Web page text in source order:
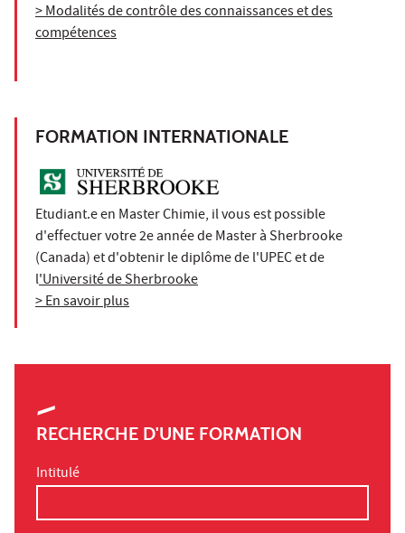
> Modalités de contrôle des connaissances et des
compétences
FORMATION INTERNATIONALE
Etudiant.e en Master Chimie, il vous est possible
d'effectuer votre 2e année de Master à Sherbrooke
(Canada) et d'obtenir le diplôme de l'UPEC et de
l'Université de Sherbrooke
> En savoir plus
RECHERCHE D'UNE FORMATION
Intitulé